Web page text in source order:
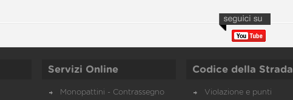
Servizi Online
Monopattini - Contrassegno
Codice della Strada
Violazione e punti